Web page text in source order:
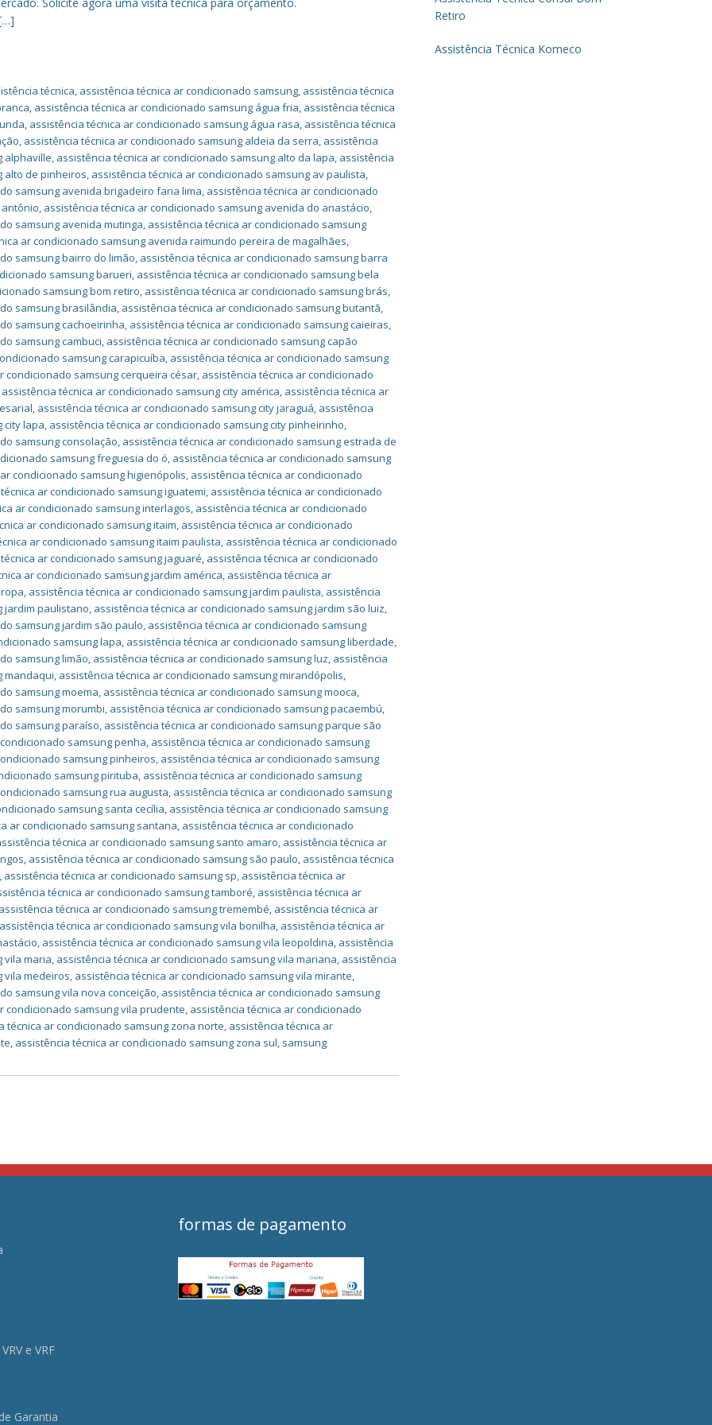
técnica, assistência técnica ar condicionado samsung, assistência técnica
, assistência técnica ar condicionado samsung água fria, assistência técnica
, assistência técnica ar condicionado samsung água rasa, assistência técnica
, assistência técnica ar condicionado samsung aldeia da serra, assistência
alphaville, assistência técnica ar condicionado samsung alto da lapa, assistência
alto de pinheiros, assistência técnica ar condicionado samsung av paulista,
samsung avenida brigadeiro faria lima, assistência técnica ar condicionado
, assistência técnica ar condicionado samsung avenida do anastácio,
samsung avenida mutinga, assistência técnica ar condicionado samsung
ar condicionado samsung avenida raimundo pereira de magalhães,
samsung bairro do limão, assistência técnica ar condicionado samsung barra
samsung barueri, assistência técnica ar condicionado samsung bela
samsung bom retiro, assistência técnica ar condicionado samsung brás,
samsung brasilândia, assistência técnica ar condicionado samsung butantã,
samsung cachoeirinha, assistência técnica ar condicionado samsung caieiras,
samsung cambuci, assistência técnica ar condicionado samsung capão
samsung carapicuíba, assistência técnica ar condicionado samsung
condicionado samsung cerqueira césar, assistência técnica ar condicionado
assistência técnica ar condicionado samsung city américa, assistência técnica ar
, assistência técnica ar condicionado samsung city jaraguá, assistência
city lapa, assistência técnica ar condicionado samsung city pinheirinho,
samsung consolação, assistência técnica ar condicionado samsung estrada de
samsung freguesia do ó, assistência técnica ar condicionado samsung
condicionado samsung higienópolis, assistência técnica ar condicionado
ar condicionado samsung iguatemi, assistência técnica ar condicionado
ar condicionado samsung interlagos, assistência técnica ar condicionado
ar condicionado samsung itaim, assistência técnica ar condicionado
ar condicionado samsung itaim paulista, assistência técnica ar condicionado
ar condicionado samsung jaguaré, assistência técnica ar condicionado
ar condicionado samsung jardim américa, assistência técnica ar
, assistência técnica ar condicionado samsung jardim paulista, assistência
jardim paulistano, assistência técnica ar condicionado samsung jardim são luiz,
samsung jardim são paulo, assistência técnica ar condicionado samsung
samsung lapa, assistência técnica ar condicionado samsung liberdade,
samsung limão, assistência técnica ar condicionado samsung luz, assistência
mandaqui, assistência técnica ar condicionado samsung mirandópolis,
samsung moema, assistência técnica ar condicionado samsung mooca,
samsung morumbi, assistência técnica ar condicionado samsung pacaembú,
samsung paraíso, assistência técnica ar condicionado samsung parque são
samsung penha, assistência técnica ar condicionado samsung
samsung pinheiros, assistência técnica ar condicionado samsung
samsung pirituba, assistência técnica ar condicionado samsung
samsung rua augusta, assistência técnica ar condicionado samsung
samsung santa cecília, assistência técnica ar condicionado samsung
ar condicionado samsung santana, assistência técnica ar condicionado
técnica ar condicionado samsung santo amaro, assistência técnica ar
, assistência técnica ar condicionado samsung são paulo, assistência técnica
, assistência técnica ar condicionado samsung sp, assistência técnica ar
técnica ar condicionado samsung tamboré, assistência técnica ar
técnica ar condicionado samsung tremembé, assistência técnica ar
assistência técnica ar condicionado samsung vila bonilha, assistência técnica ar
, assistência técnica ar condicionado samsung vila leopoldina, assistência
vila maria, assistência técnica ar condicionado samsung vila mariana, assistência
vila medeiros, assistência técnica ar condicionado samsung vila mirante,
samsung vila nova conceição, assistência técnica ar condicionado samsung
condicionado samsung vila prudente, assistência técnica ar condicionado
técnica ar condicionado samsung zona norte, assistência técnica ar
, assistência técnica ar condicionado samsung zona sul, samsung
Retiro
Assistência Técnica Komeco
e VRF
Garantia
formas de pagamento